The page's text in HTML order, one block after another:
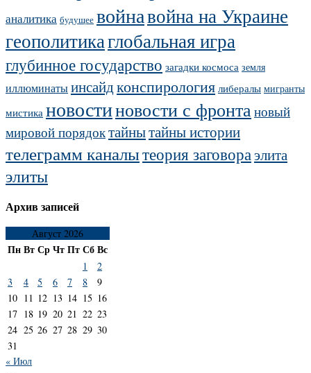
аналитика будущее войнавойна на Украине
геополитикаглобальная игра
глубинное государство загадки космоса земля
иллюминатыинсайдконспирология либералы мигранты
мистика новостиновости с фронта новый
мировой порядоктайнытайны истории
телеграмм каналытеория заговораэлита
элиты
Архив записей
Август 2026
ПнВтСрЧтПтСбВс
1
2
3
4 5 6 7 8
9
10 11 12 13 14 15 16
17 18 19 20 21 22 23
24 25 26 27 28 29 30
31
« Июл